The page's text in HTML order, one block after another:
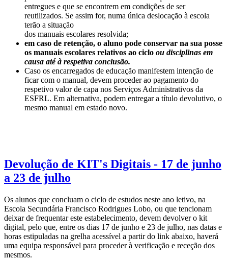
entregues e que se encontrem em condições de ser
reutilizados. Se assim for, numa única deslocação à escola
terão a situação
dos manuais escolares resolvida;
em caso de retenção, o aluno pode conservar na sua posse
os manuais escolares relativos ao ciclo ou disciplinas em
causa até à respetiva conclusão.
Caso os encarregados de educação manifestem intenção de
ficar com o manual, devem proceder ao pagamento do
respetivo valor de capa nos Serviços Administrativos da
ESFRL. Em alternativa, podem entregar a título devolutivo, o
mesmo manual em estado novo.
Devolução de KIT's Digitais - 17 de junho
a 23 de julho
Os alunos que concluam o ciclo de estudos neste ano letivo, na
Escola Secundária Francisco Rodrigues Lobo, ou que tencionam
deixar de frequentar este estabelecimento, devem devolver o kit
digital, pelo que, entre os dias 17 de junho e 23 de julho, nas datas e
horas estipuladas na grelha acessível a partir do link abaixo, haverá
uma equipa responsável para proceder à verificação e receção dos
mesmos.